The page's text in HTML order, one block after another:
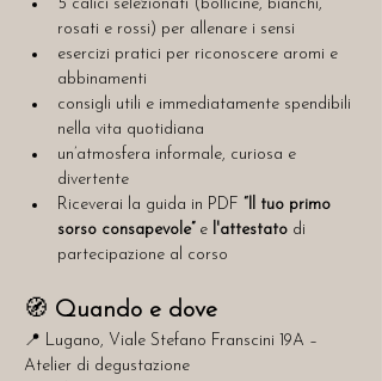
5 calici selezionati (bollicine, bianchi,
rosati e rossi) per allenare i sensi
esercizi pratici per riconoscere aromi e
abbinamenti
consigli utili e immediatamente spendibili
nella vita quotidiana
un’atmosfera informale, curiosa e
divertente
Riceverai la guida in PDF “Il tuo primo
sorso consapevole” e l'attestato di
partecipazione al corso
🧭 Quando e dove
📍 Lugano, Viale Stefano Franscini 19A –
Atelier di degustazione